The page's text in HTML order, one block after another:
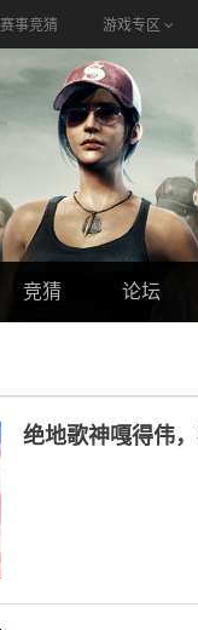
赛事竞猜 游戏专区
竞猜 论坛
绝地歌神嘎得伟